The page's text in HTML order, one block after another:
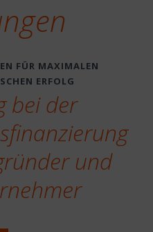
FÜR MAXIMALEN
ERFOLG
bei der
und